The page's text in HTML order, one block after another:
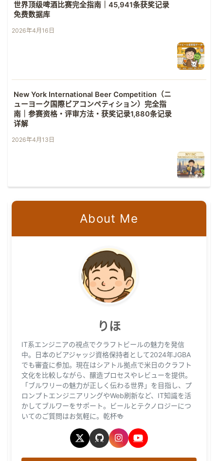
世界顶级啤酒比赛完全指南｜45,941条获奖记录
免费数据库
2026年4月16日
New York International Beer Competition（ニ
ューヨーク国際ビアコンペティション）完全指
南｜参赛资格・评审方法・获奖记录1,880条记录
详解
2026年4月13日
About Me
りほ
IT系エンジニアの視点でクラフトビールの魅力を発信
中。日本のビアジャッジ資格保持者として2024年JGBA
でも審査に参加。現在はシアトル拠点で米日のクラフト
文化を比較しながら、醸造プロセスやレビューを提供。
「ブルワリーの魅力が正しく伝わる世界」を目指し、プ
ロンプトエンジニアリングやWeb刷新など、IT知識を活
かしてブルワーをサポート。ビールとテクノロジーにつ
いてのご質問はお気軽に。乾杯🍻